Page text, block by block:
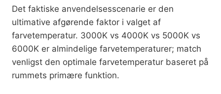
Det faktiske anvendelsesscenarie er den
ultimative afgørende faktor i valget af
farvetemperatur. 3000K vs 4000K vs 5000K vs
6000K er almindelige farvetemperaturer; match
venligst den optimale farvetemperatur baseret på
rummets primære funktion.